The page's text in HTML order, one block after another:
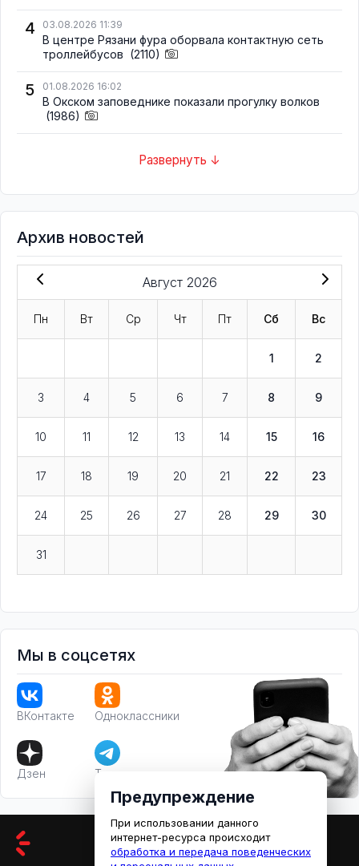
4 03.08.2026 11:39
В центре Рязани фура оборвала контактную сеть
троллейбусов (2110)
5 01.08.2026 16:02
В Окском заповеднике показали прогулку волков
(1986)
Развернуть ↓
Архив новостей
Август 2026
Пн Вт Ср Чт Пт Сб Вс
1 2
3 4 5 6 7 8 9
10 11 12 13 14 15 16
17 18 19 20 21 22 23
24 25 26 27 28 29 30
31
Мы в соцсетях
ВКонтакте Одноклассники
Дзен Телеграм
Предупреждение
При использовании данного
интернет-ресурса происходит
обработка и передача поведенческих